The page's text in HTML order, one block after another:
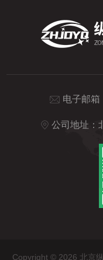
电子邮箱
公司地址：
Copyright © 2026 北京